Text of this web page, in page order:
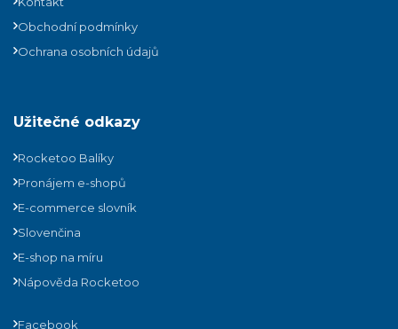
Obchodní podmínky
Ochrana osobních údajů
Užitečné odkazy
Rocketoo Balíky
Pronájem e-shopů
E-commerce slovník
Slovenčina
E-shop na míru
Nápověda Rocketoo
Facebook